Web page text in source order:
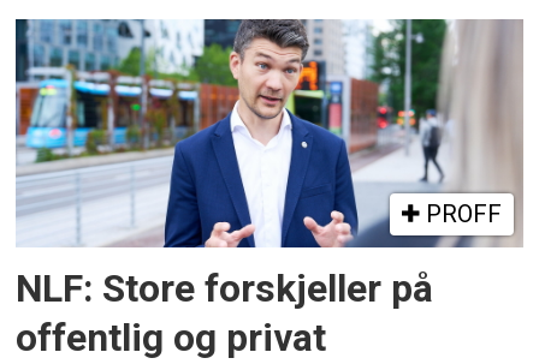
PROFF
NLF: Store forskjeller på
offentlig og privat